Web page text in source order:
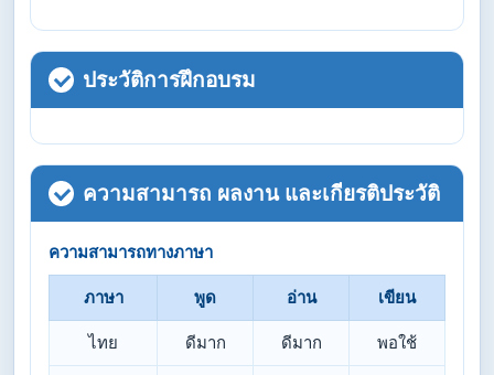
ประวัติการฝึกอบรม
ความสามารถ ผลงาน และเกียรติประวัติ
ความสามารถทางภาษา
ภาษา พูด อ่าน เขียน
ไทย ดีมาก ดีมาก พอใช้